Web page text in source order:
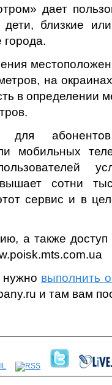
дает
дети, близкие
города.
на
в определении
для
мобильных
сотни
сервис и в
а также доступ
нужно выполнить
и там вам